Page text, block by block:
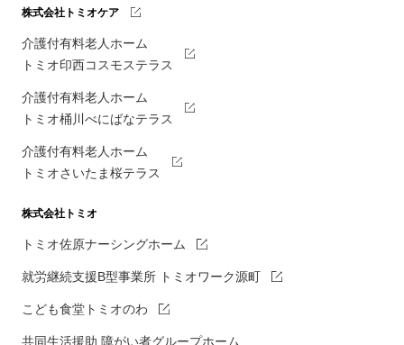
株式会社トミオケア
介護付有料老人ホーム
トミオ印西コスモステラス
介護付有料老人ホーム
トミオ桶川べにばなテラス
介護付有料老人ホーム
トミオさいたま桜テラス
株式会社トミオ
トミオ佐原ナーシングホーム
就労継続支援B型事業所 トミオワーク源町
こども食堂トミオのわ
共同生活援助 障がい者グループホーム